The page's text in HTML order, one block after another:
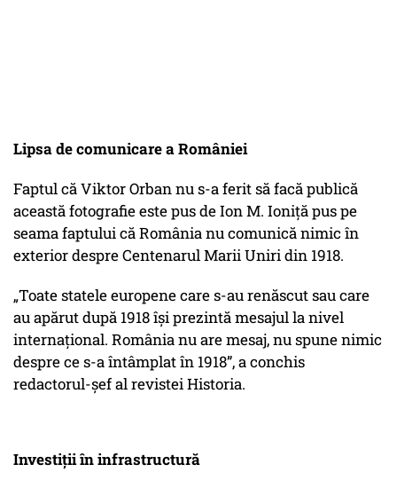
Lipsa de comunicare a României
Faptul că Viktor Orban nu s-a ferit să facă publică
această fotografie este pus de Ion M. Ioniță pus pe
seama faptului că România nu comunică nimic în
exterior despre Centenarul Marii Uniri din 1918.
„Toate statele europene care s-au renăscut sau care
au apărut după 1918 își prezintă mesajul la nivel
internațional. România nu are mesaj, nu spune nimic
despre ce s-a întâmplat în 1918”, a conchis
redactorul-șef al revistei Historia.
Investiții în infrastructură